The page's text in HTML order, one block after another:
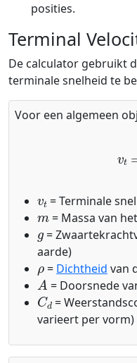
posities.
Terminal
De calculator gebruikt
terminale snelheid te
Voor een algemeen
= Terminale
m
= Massa van
g
=
aarde)
ρ
= Dichtheid van
A
= Doorsnede
Cd
=
varieert per vorm)